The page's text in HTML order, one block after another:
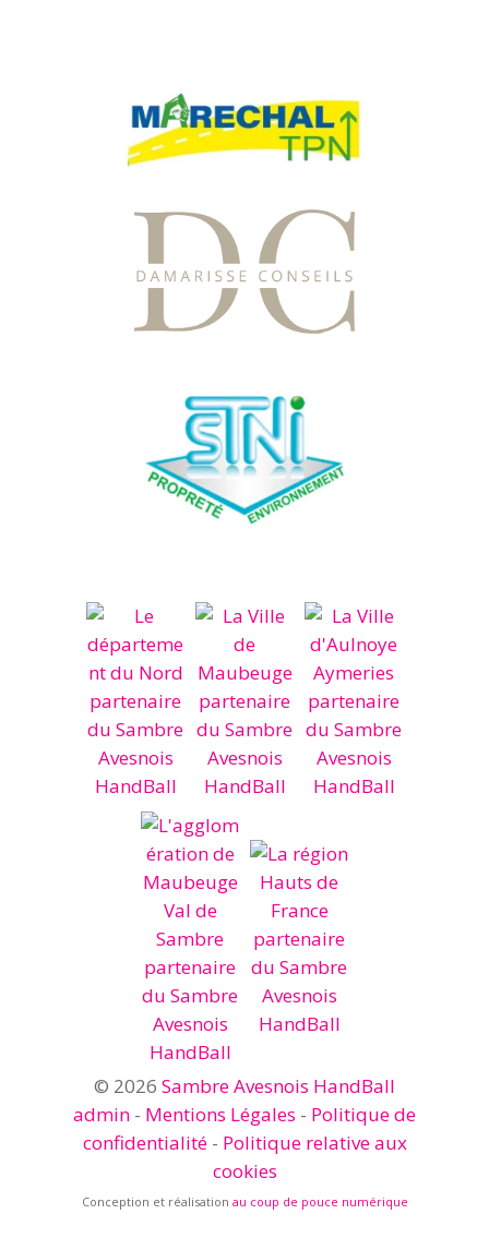
© 2026 Sambre Avesnois HandBall
admin - Mentions Légales - Politique de
confidentialité- Politique relative aux
cookies
Conception et réalisation au coup de pouce numérique